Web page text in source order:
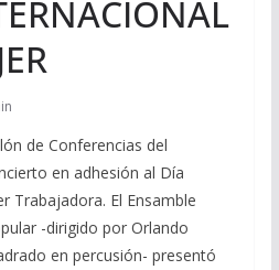
de Conferencias del
en adhesión al Día
Trabajadora. El Ensamble
-dirigido por Orlando
en percusión- presentó